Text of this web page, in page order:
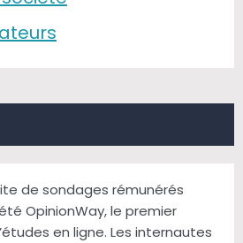
de sondages rémunérés
OpinionWay, le premier
en ligne. Les internautes